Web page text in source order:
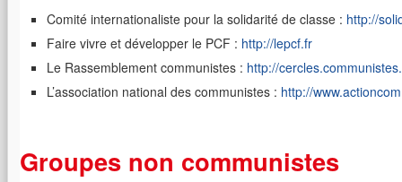
Comité internationaliste pour la solidarité de classe : http://
Faire vivre et développer le PCF : http://lepcf.fr
Le Rassemblement communistes : http://
L’association national des communistes : http://
Groupes non communistes